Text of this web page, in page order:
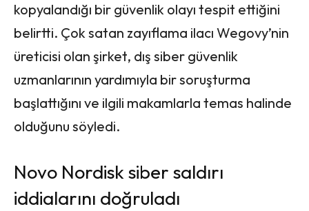
kopyalandığı bir güvenlik olayı tespit ettiğini
belirtti. Çok satan zayıflama ilacı Wegovy’nin
üreticisi olan şirket, dış siber güvenlik
uzmanlarının yardımıyla bir soruşturma
başlattığını ve ilgili makamlarla temas halinde
olduğunu söyledi.
Novo Nordisk siber saldırı
iddialarını doğruladı